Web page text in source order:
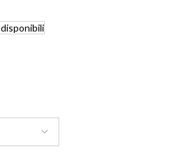
disponibili